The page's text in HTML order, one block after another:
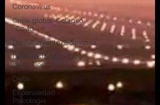
Coronavirus
Crisis global-Colapso
-Covid
Decrecimiento/Economía
Desforestación - Uso
de la Tierra
Dieta
Ecoansiedad -
Psicología